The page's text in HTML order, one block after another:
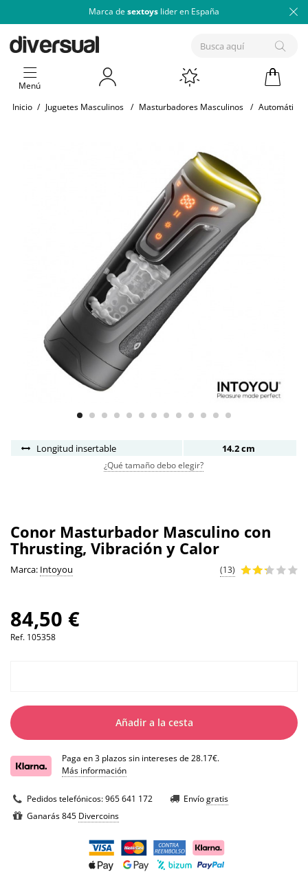
Marca de sextoys lider en España
Menú
Inicio / Juguetes Masculinos / Masturbadores Masculinos / Automáticos
Longitud insertable 14.2 cm
¿Qué tamaño debo elegir?
Conor Masturbador Masculino con
Thrusting, Vibración y Calor
Marca: Intoyou (13)
84,50 €
Ref. 105358
Añadir a la cesta
Paga en 3 plazos sin intereses de 28.17€.
Más información
Pedidos telefónicos:965 641 172 Envíogratis
Ganarás 845 Divercoins